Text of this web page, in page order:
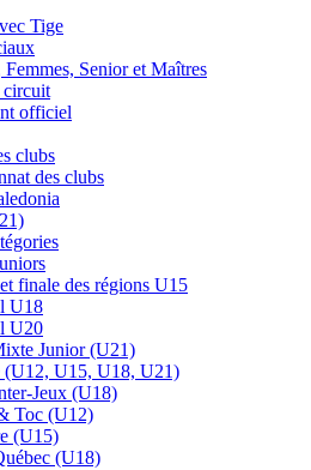
Tige
Femmes, Senior et Maîtres
circuit
officiel
clubs
des clubs
finale des régions U15
U18
U20
Junior (U21)
(U12, U15, U18, U21)
Jeux (U18)
Toc (U12)
(U15)
(U18)